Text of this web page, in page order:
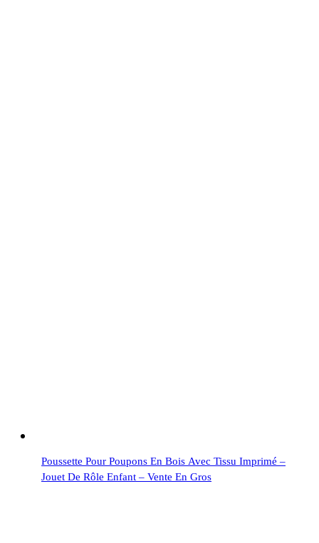
Poussette Pour Poupons En Bois Avec Tissu Imprimé –
Jouet De Rôle Enfant – Vente En Gros